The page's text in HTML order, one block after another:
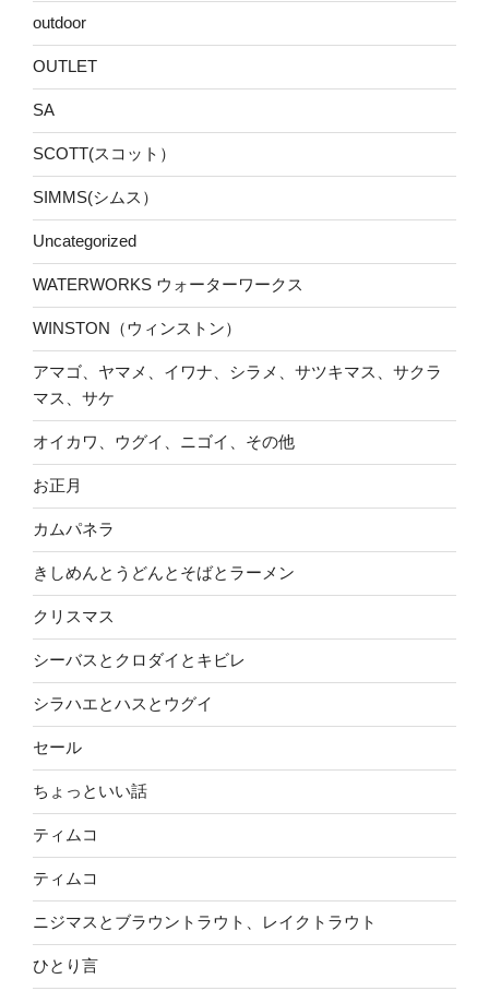
outdoor
OUTLET
SA
SCOTT(スコット）
SIMMS(シムス）
Uncategorized
WATERWORKS ウォーターワークス
WINSTON（ウィンストン）
アマゴ、ヤマメ、イワナ、シラメ、サツキマス、サクラ
マス、サケ
オイカワ、ウグイ、ニゴイ、その他
お正月
カムパネラ
きしめんとうどんとそばとラーメン
クリスマス
シーバスとクロダイとキビレ
シラハエとハスとウグイ
セール
ちょっといい話
ティムコ
ティムコ
ニジマスとブラウントラウト、レイクトラウト
ひとり言